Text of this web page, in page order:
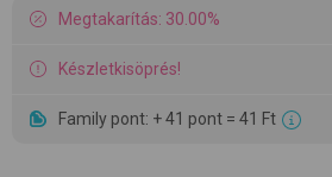
Megtakarítás: 30.00%
Készletkisöprés!
Family pont: + 41 pont = 41 Ft